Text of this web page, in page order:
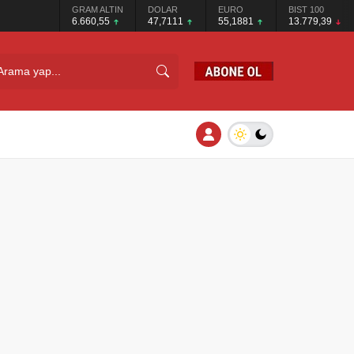
GRAM ALTIN
6.660,55
DOLAR
47,7111
EURO
55,1881
BIST 100
13.779,39